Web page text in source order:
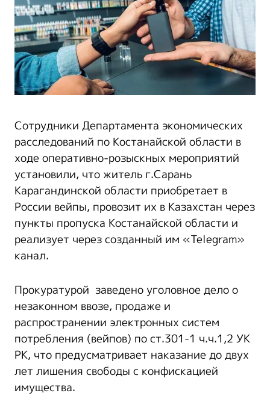
Сотрудники Департамента экономических
расследований по Костанайской области в
ходе оперативно-розыскных мероприятий
установили, что житель г.Сарань
Карагандинской области приобретает в
России вейпы, провозит их в Казахстан через
пункты пропуска Костанайской области и
реализует через созданный им «Telegram»
канал.
Прокуратурой заведено уголовное дело о
незаконном ввозе, продаже и
распространении электронных систем
потребления (вейпов) по ст.301-1 ч.ч.1,2 УК
РК, что предусматривает наказание до двух
лет лишения свободы с конфискацией
имущества.